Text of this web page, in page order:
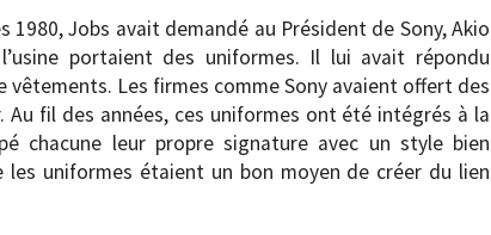
1980, Jobs avait demandé au Président de Sony, Akio
portaient des uniformes. Il lui avait répondu
vêtements. Les firmes comme Sony avaient offert des
fil des années, ces uniformes ont été intégrés à la
chacune leur propre signature avec un style bien
les uniformes étaient un bon moyen de créer du lien